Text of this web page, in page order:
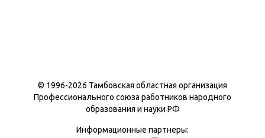
© 1996-2026 Тамбовская областная организация
Профессионального союза работников народного
образования и науки РФ
Информационные партнеры: